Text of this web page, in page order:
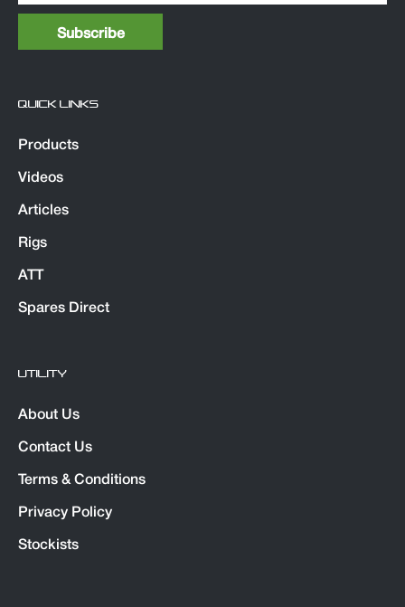
QUICK LINKS
Products
Videos
Articles
Rigs
ATT
Spares Direct
UTILITY
About Us
Contact Us
Terms & Conditions
Privacy Policy
Stockists